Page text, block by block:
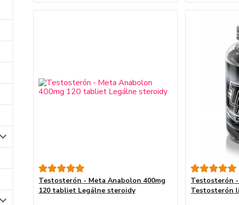
Testosterón - Meta Anabolon 400mg
120 tabliet Legálne steroidy
Testosterón -
Testosterón